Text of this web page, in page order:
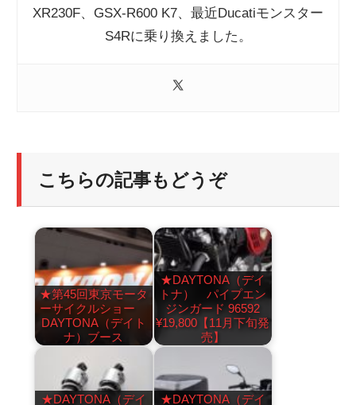
XR230F、GSX-R600 K7、最近Ducatiモンスター
S4Rに乗り換えました。
こちらの記事もどうぞ
★第45回東京モータ
ーサイクルショー
DAYTONA（デイト
ナ）ブース
★DAYTONA（デイ
トナ） パイプエン
ジンガード 96592
¥19,800【11月下旬発
売】
★DAYTONA（デイ ★DAYTONA（デイ